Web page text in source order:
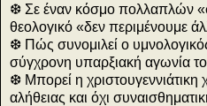
❆ Σε έναν κόσμο πολλαπλών
θεολογικό «δεν περιμένουμε
❆ Πώς συνομιλεί ο
σύγχρονη υπαρξιακή αγωνία
❆ Μπορεί η χριστουγεννιάτικη
αλήθειας και όχι